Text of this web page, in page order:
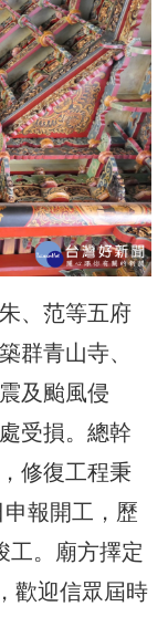
、范等五府
群青山寺、
及颱風侵
受損。總幹
修復工程秉
報開工，歷
工。廟方擇定
歡迎信眾屆時